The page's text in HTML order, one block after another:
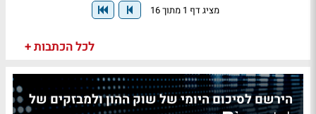
מציג דף 1 מתוך 16
לכל הכתבות +
הירשם לסיכום היומי של שוק ההון ולמבזקים של